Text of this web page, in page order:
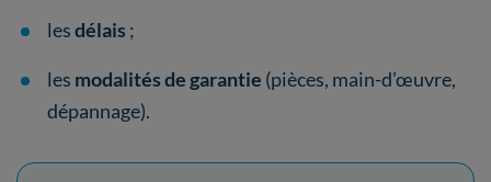
lesdélais ;
les modalités de garantie (pièces, main-d’œuvre,
dépannage).